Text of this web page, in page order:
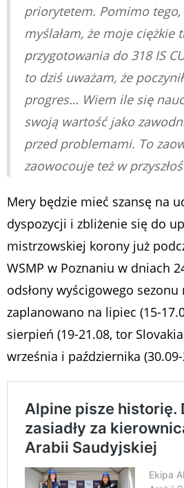
priorytetem. Pomimo tego,
myślałam, że moje ciężkie
przygotowania do 318 IS
to dziś uważam, że
progres… Wiem ile się
swoją wartość jako
przed problemami. To
zaowocouje też w
Mery będzie mieć szansę na
dyspozycji i zbliżenie się do
mistrzowskiej korony już
WSMP w Poznaniu w dniach
odsłony wyścigowego sezonu
zaplanowano na lipiec (15-
sierpień (19-21.08, tor
września i października